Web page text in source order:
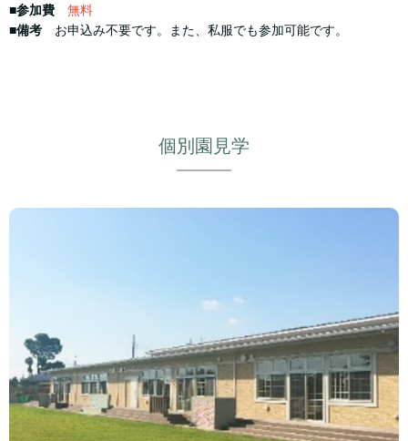
■参加費
無料
■備考 お申込み不要です。また、私服でも参加可能です。
個別園見学